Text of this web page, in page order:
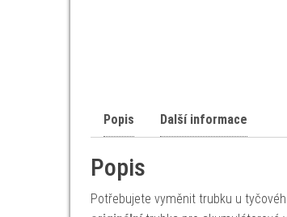
Popis Další informace
Popis
Potřebujete vyměnit trubku u